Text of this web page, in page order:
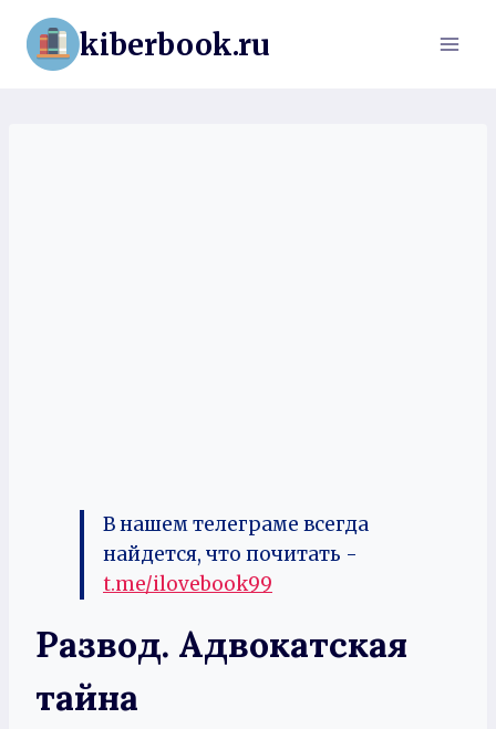
Перейти
содержимому
kiberbook.ru
В нашем телеграме всегда
найдется, что почитать -
t.me/ilovebook99
Развод. Адвокатская
тайна